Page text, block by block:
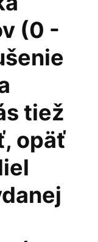
(0 -
tiež
opäť